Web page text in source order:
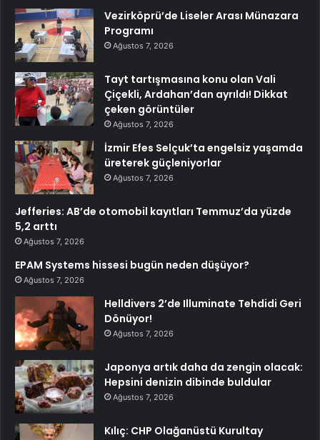
Vezirköprü’de Liseler Arası Münazara
Programı
Ağustos 7, 2026
Tayt tartışmasına konu olan Vali
Çiçekli, Ardahan’dan ayrıldı! Dikkat
çeken görüntüler
Ağustos 7, 2026
İzmir Efes Selçuk’ta engelsiz yaşamda
üreterek güçleniyorlar
Ağustos 7, 2026
Jefferies: AB’de otomobil kayıtları Temmuz’da yüzde
5,2 arttı
Ağustos 7, 2026
EPAM Systems hissesi bugün neden düşüyor?
Ağustos 7, 2026
Helldivers 2’de Illuminate Tehdidi Geri
Dönüyor!
Ağustos 7, 2026
Japonya artık daha da zengin olacak:
Hepsini denizin dibinde buldular
Ağustos 7, 2026
Kılıç: CHP Olağanüstü Kurultay